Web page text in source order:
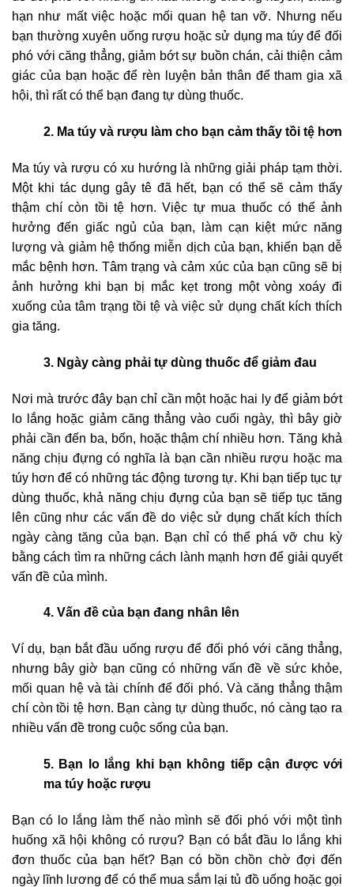
hạn như mất việc hoặc mối quan hệ tan vỡ. Nhưng nếu
bạn thường xuyên uống rượu hoặc sử dụng ma túy để đối
phó với căng thẳng, giảm bớt sự buồn chán, cải thiện cảm
giác của bạn hoặc để rèn luyện bản thân để tham gia xã
hội, thì rất có thể bạn đang tự dùng thuốc.
2. Ma túy và rượu làm cho bạn cảm thấy tồi tệ hơn
Ma túy và rượu có xu hướng là những giải pháp tạm thời.
Một khi tác dụng gây tê đã hết, bạn có thể sẽ cảm thấy
thậm chí còn tồi tệ hơn. Việc tự mua thuốc có thể ảnh
hưởng đến giấc ngủ của bạn, làm cạn kiệt mức năng
lượng và giảm hệ thống miễn dịch của bạn, khiến bạn dễ
mắc bệnh hơn. Tâm trạng và cảm xúc của bạn cũng sẽ bị
ảnh hưởng khi bạn bị mắc kẹt trong một vòng xoáy đi
xuống của tâm trạng tồi tệ và việc sử dụng chất kích thích
gia tăng.
3. Ngày càng phải tự dùng thuốc để giảm đau
Nơi mà trước đây bạn chỉ cần một hoặc hai ly để giảm bớt
lo lắng hoặc giảm căng thẳng vào cuối ngày, thì bây giờ
phải cần đến ba, bốn, hoặc thậm chí nhiều hơn. Tăng khả
năng chịu đựng có nghĩa là bạn cần nhiều rượu hoặc ma
túy hơn để có những tác động tương tự. Khi bạn tiếp tục tự
dùng thuốc, khả năng chịu đựng của bạn sẽ tiếp tục tăng
lên cũng như các vấn đề do việc sử dụng chất kích thích
ngày càng tăng của bạn. Bạn chỉ có thể phá vỡ chu kỳ
bằng cách tìm ra những cách lành mạnh hơn để giải quyết
vấn đề của mình.
4. Vấn đề của bạn đang nhân lên
Ví dụ, bạn bắt đầu uống rượu để đối phó với căng thẳng,
nhưng bây giờ bạn cũng có những vấn đề về sức khỏe,
mối quan hệ và tài chính để đối phó. Và căng thẳng thậm
chí còn tồi tệ hơn. Bạn càng tự dùng thuốc, nó càng tạo ra
nhiều vấn đề trong cuộc sống của bạn.
5. Bạn lo lắng khi bạn không tiếp cận được với
ma túy hoặc rượu
Bạn có lo lắng làm thế nào mình sẽ đối phó với một tình
huống xã hội không có rượu? Bạn có bắt đầu lo lắng khi
đơn thuốc của bạn hết? Bạn có bồn chồn chờ đợi đến
ngày lĩnh lương để có thể mua sắm lại tủ đồ uống hoặc gọi